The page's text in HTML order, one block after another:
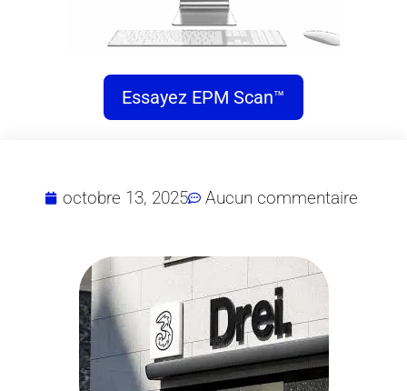
Essayez EPM Scan™
octobre 13, 2025 Aucun commentaire